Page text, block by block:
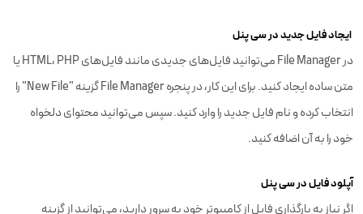
ایجاد فایل جدید در سی پنل
در File Manager می‌توانید فایل‌های جدیدی مانند فایل‌های HTML، PHP یا
متن ساده ایجاد کنید. برای این کار، در پنجره File Manager گزینه "New File" را
انتخاب کرده و نام فایل جدید را وارد کنید. سپس می‌توانید محتوای دلخواه
خود را به آن اضافه کنید.
آپلود فایل در سی پنل
اگر نیاز به بارگذاری فایل از کامپیوتر خود به سرور دارید، می‌توانید از گزینه